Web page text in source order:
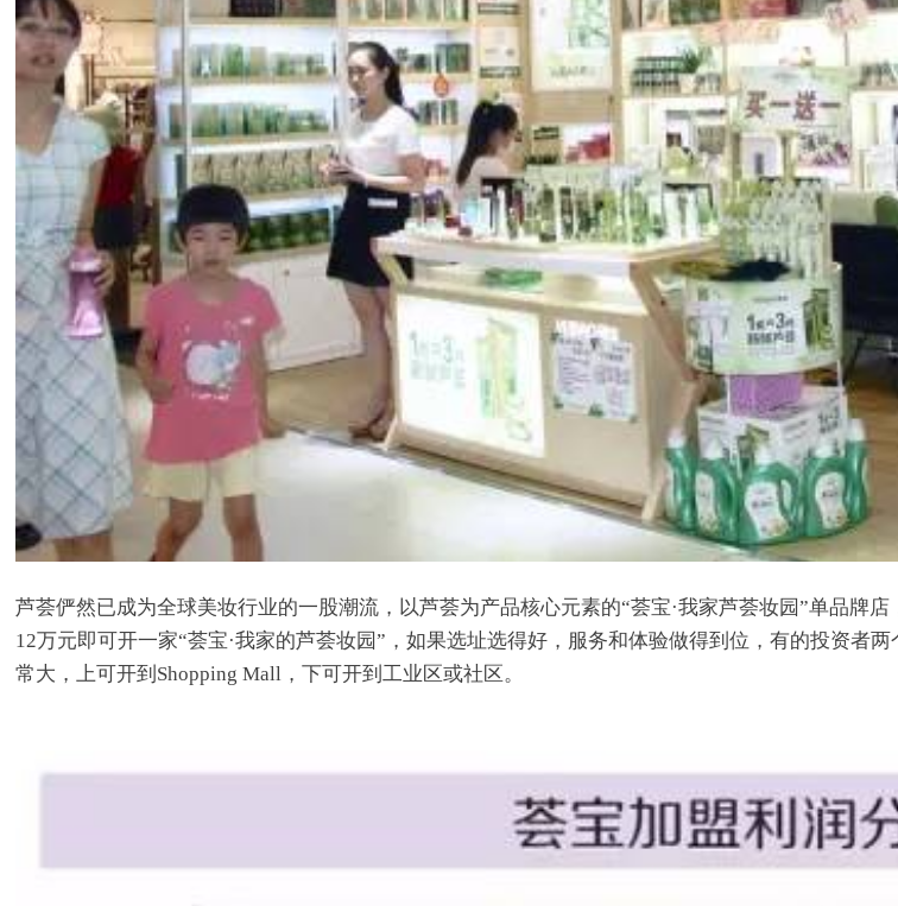
芦荟俨然已成为全球美妆行业的一股潮流，以芦荟为产品核心元素的“荟宝·我家芦荟妆园”单品牌
12万元即可开一家“荟宝·我家的芦荟妆园”，如果选址选得好，服务和体验做得到位，有的投资者
常大，上可开到Shopping Mall，下可开到工业区或社区。